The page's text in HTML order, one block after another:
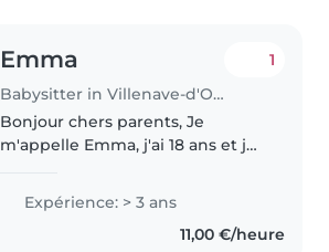
Emma
Babysitter in Villenave-d'Ornon
1
Bonjour chers parents, Je
m'appelle Emma, j'ai 18 ans et je
de médecine. Comme j'ai
toujours adorer interagir avec les
enfants et que eux m'ont
Expérience: > 3 ans
11,00 €/heure